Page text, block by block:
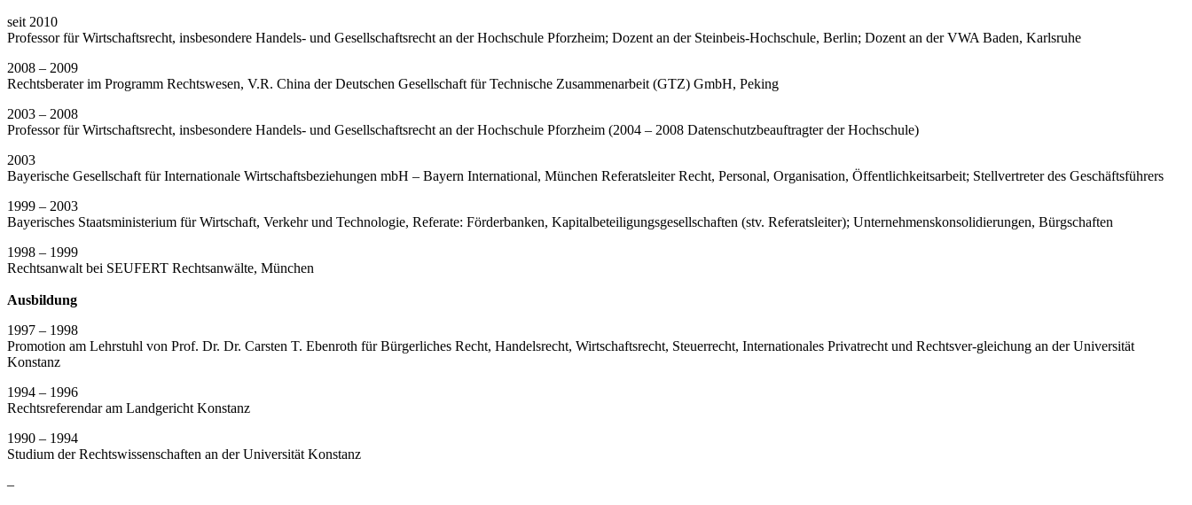
seit 2010
Professor für Wirtschaftsrecht, insbesondere Handels- und Gesellschaftsrecht an der Hochschule Pforzheim; Dozent an der Steinbeis-Hochschule, Berlin; Dozent an der VWA Baden, Karlsruhe
2008 – 2009
Rechtsberater im Programm Rechtswesen, V.R. China der Deutschen Gesellschaft für Technische Zusammenarbeit (GTZ) GmbH, Peking
2003 – 2008
Professor für Wirtschaftsrecht, insbesondere Handels- und Gesellschaftsrecht an der Hochschule Pforzheim (2004 – 2008 Datenschutzbeauftragter der Hochschule)
2003
Bayerische Gesellschaft für Internationale Wirtschaftsbeziehungen mbH – Bayern International, München Referatsleiter Recht, Personal, Organisation, Öffentlichkeitsarbeit; Stellvertreter des Geschäftsführers
1999 – 2003
Bayerisches Staatsministerium für Wirtschaft, Verkehr und Technologie, Referate: Förderbanken, Kapitalbeteiligungsgesellschaften (stv. Referatsleiter); Unternehmenskonsolidierungen, Bürgschaften
1998 – 1999
Rechtsanwalt bei SEUFERT Rechtsanwälte, München
Ausbildung
1997 – 1998
Promotion am Lehrstuhl von Prof. Dr. Dr. Carsten T. Ebenroth für Bürgerliches Recht, Handelsrecht, Wirtschaftsrecht, Steuerrecht, Internationales Privatrecht und Rechtsver-gleichung an der Universität
Konstanz
1994 – 1996
Rechtsreferendar am Landgericht Konstanz
1990 – 1994
Studium der Rechtswissenschaften an der Universität Konstanz
–